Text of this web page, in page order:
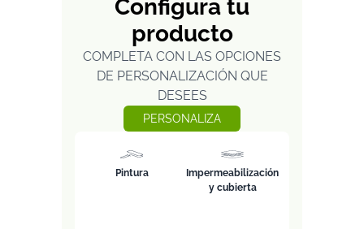
Configura tu
producto
COMPLETA CON LAS OPCIONES
DE PERSONALIZACIÓN QUE
DESEES
PERSONALIZA
Pintura
Impermeabilización
y cubierta